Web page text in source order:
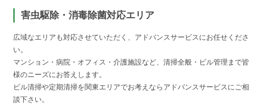
害虫駆除・消毒除菌対応エリア
広域なエリアも対応させていただく、アドバンスサービスにお任せくださ
い。
マンション・病院・オフィス・介護施設など、清掃全般・ビル管理まで皆
様のニーズにお答えします。
ビル清掃や定期清掃を関東エリアでお考えならアドバンスサービスにご相
談下さい。